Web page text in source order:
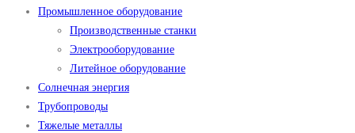
Промышленное оборудование
Производственные станки
Электрооборудование
Литейное оборудование
Солнечная энергия
Трубопроводы
Тяжелые металлы